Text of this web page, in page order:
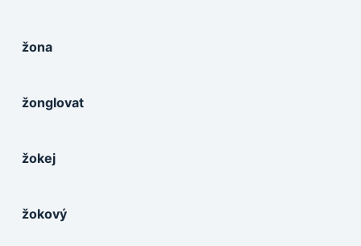
žona
žonglovat
žokej
žokový